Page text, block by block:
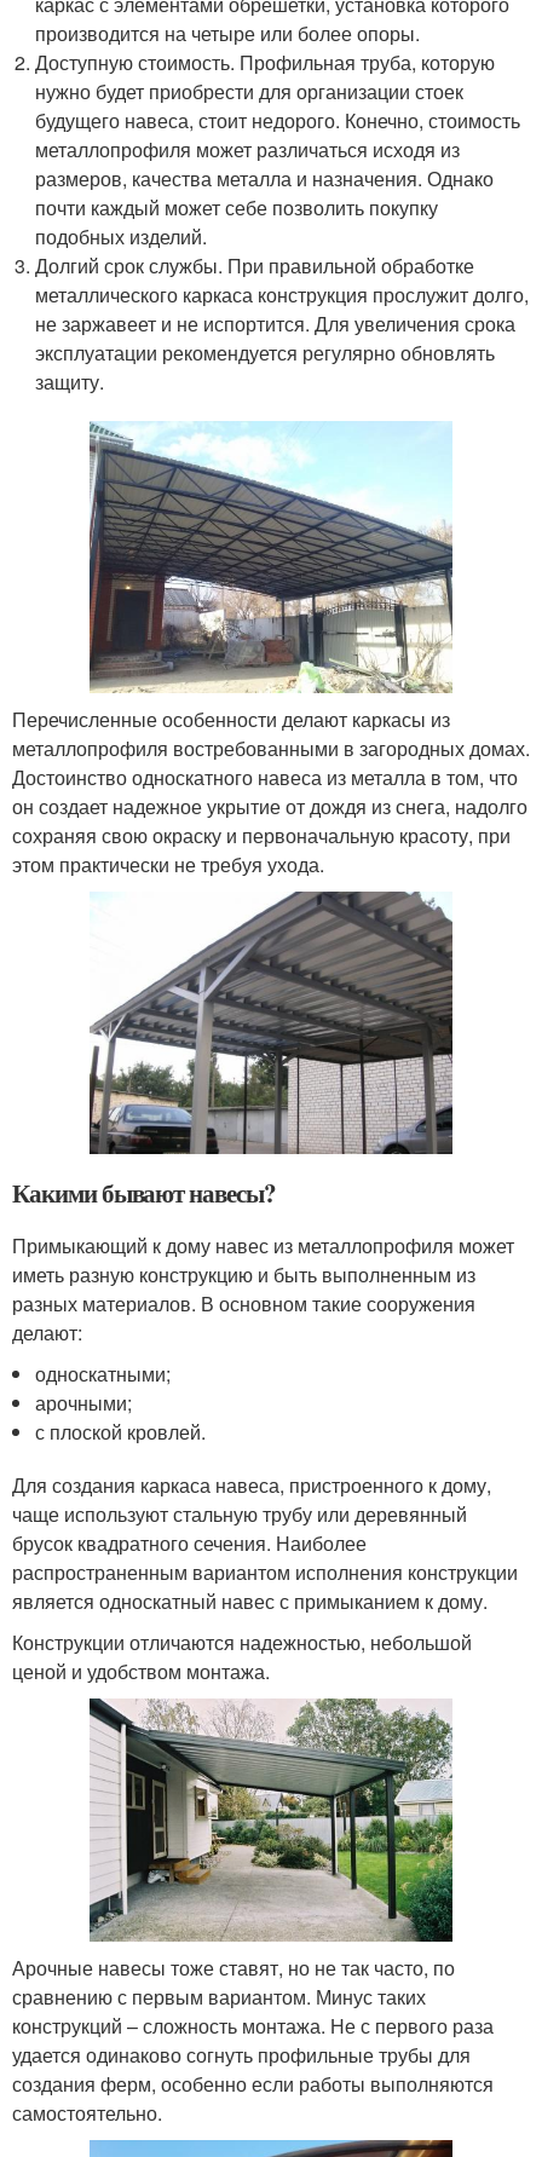
производится на четыре или более опоры.
Доступную стоимость. Профильная труба, которую
нужно будет приобрести для организации стоек
будущего навеса, стоит недорого. Конечно, стоимость
металлопрофиля может различаться исходя из
размеров, качества металла и назначения. Однако
почти каждый может себе позволить покупку
подобных изделий.
Долгий срок службы. При правильной обработке
металлического каркаса конструкция прослужит долго,
не заржавеет и не испортится. Для увеличения срока
эксплуатации рекомендуется регулярно обновлять
защиту.
Перечисленные особенности делают каркасы из
металлопрофиля востребованными в загородных домах.
Достоинство односкатного навеса из металла в том, что
он создает надежное укрытие от дождя из снега, надолго
сохраняя свою окраску и первоначальную красоту, при
этом практически не требуя ухода.
Какими бывают навесы?
Примыкающий к дому навес из металлопрофиля может
иметь разную конструкцию и быть выполненным из
разных материалов. В основном такие сооружения
делают:
односкатными;
арочными;
с плоской кровлей.
Для создания каркаса навеса, пристроенного к дому,
чаще используют стальную трубу или деревянный
брусок квадратного сечения. Наиболее
распространенным вариантом исполнения конструкции
является односкатный навес с примыканием к дому.
Конструкции отличаются надежностью, небольшой
ценой и удобством монтажа.
Арочные навесы тоже ставят, но не так часто, по
сравнению с первым вариантом. Минус таких
конструкций – сложность монтажа. Не с первого раза
удается одинаково согнуть профильные трубы для
создания ферм, особенно если работы выполняются
самостоятельно.